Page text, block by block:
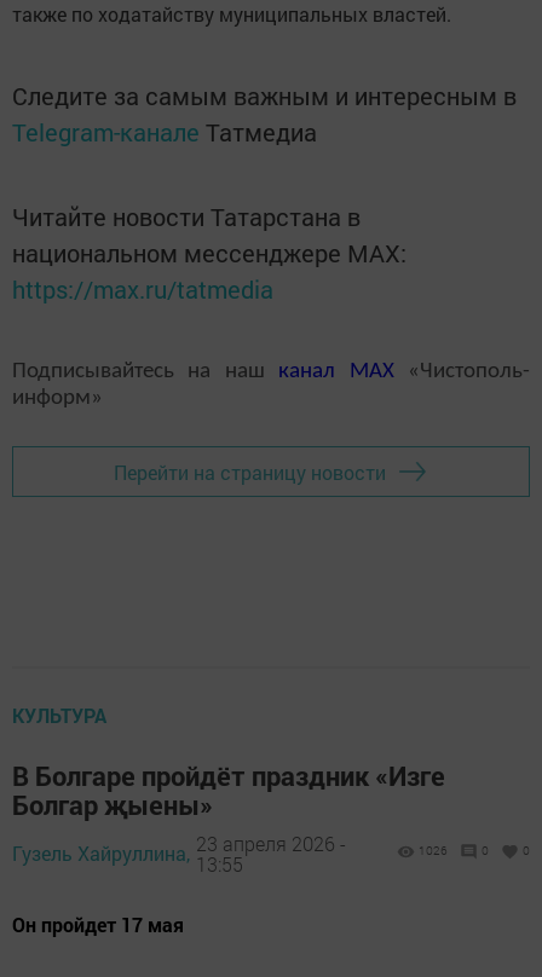
также по ходатайству муниципальных властей.
Следите за самым важным и интересным в
Telegram-канале Татмедиа
Читайте новости Татарстана в
национальном мессенджере MАХ:
https://max.ru/tatmedia
Подписывайтесь на наш канал MAX«Чистополь-
информ»
Перейти на страницу новости
КУЛЬТУРА
В Болгаре пройдёт праздник «Изге
Болгар җыены»
Гузель Хайруллина, 23 апреля 2026 -
13:55
1026 0 0
Он пройдет 17 мая